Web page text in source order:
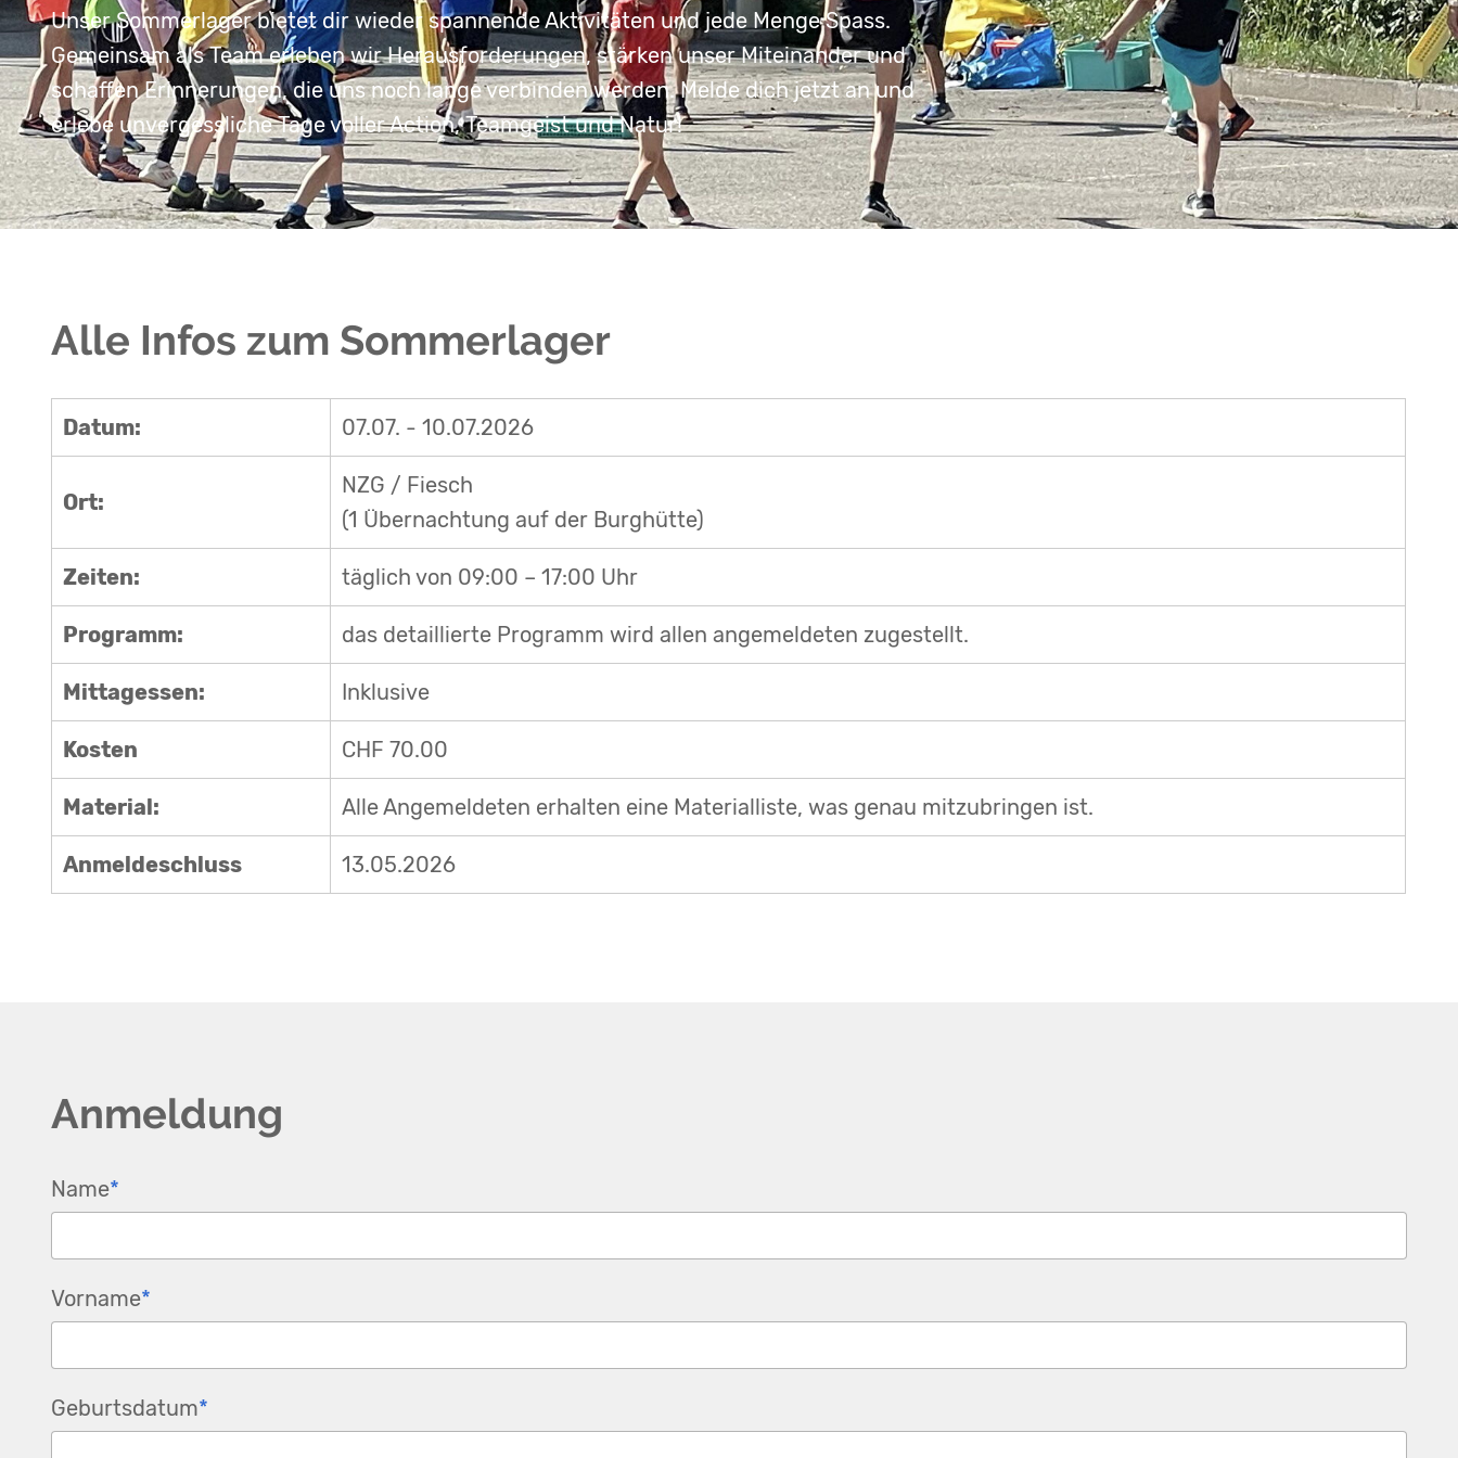
Unser Sommerlager bietet dir wieder spannende Aktivitäten und jede Menge Spass.
Gemeinsam als Team erleben wir Herausforderungen, stärken unser Miteinander und
schaffen Erinnerungen, die uns noch lange verbinden werden. Melde dich jetzt an und
erlebe unvergessliche Tage voller Action, Teamgeist und Natur!
Alle Infos zum Sommerlager
Datum: 07.07. - 10.07.2026
Ort:
NZG / Fiesch
(1 Übernachtung auf der Burghütte)
Zeiten: täglich von 09:00 – 17:00 Uhr
Programm: das detaillierte Programm wird allen angemeldeten zugestellt.
Mittagessen: Inklusive
Kosten CHF 70.00
Material: Alle Angemeldeten erhalten eine Materialliste, was genau mitzubringen ist.
Anmeldeschluss 13.05.2026
Anmeldung
Pflichtfeld
Name*
Pflichtfeld
Vorname*
Pflichtfeld
Geburtsdatum*